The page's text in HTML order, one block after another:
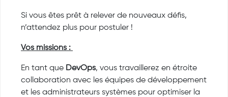
Si vous êtes prêt à relever de nouveaux défis,
n’attendez plus pour postuler !
Vos missions :
En tant que DevOps, vous travaillerez en étroite
collaboration avec les équipes de développement
et les administrateurs systèmes pour optimiser la